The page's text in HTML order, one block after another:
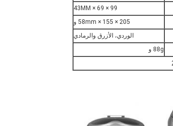
99 × 69 × 43MM
205 × 155 × 58mm و
الوردي، الأزرق والرمادي
88g و